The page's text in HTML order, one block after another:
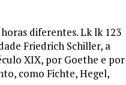
diferentes. Lk lk 123
Friedrich Schiller, a
XIX, por Goethe e por
como Fichte, Hegel,